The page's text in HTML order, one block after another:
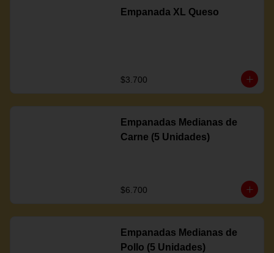
Empanada XL Queso
$3.700
Empanadas Medianas de
Carne (5 Unidades)
$6.700
Empanadas Medianas de
Pollo (5 Unidades)